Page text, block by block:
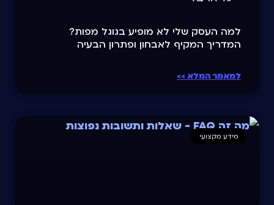
למה העסק שלי לא מופיע בגוגל מפות?
המדריך המקיף לאבחון ופתרון הבעיה
למאמר המלא >>
מידע מקצועי